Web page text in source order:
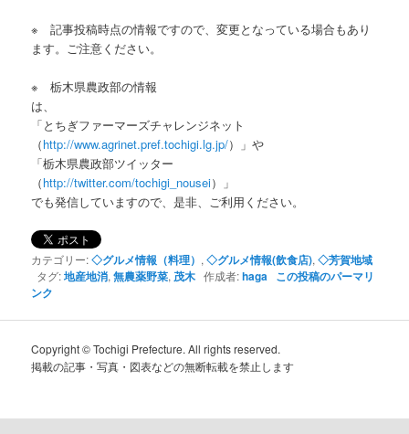
※ 記事投稿時点の情報ですので、変更となっている場合もあり
ます。ご注意ください。
※ 栃木県農政部の情報
は
「とちぎファーマーズチャレンジネット
（http://www.agrinet.pref.tochigi.lg.jp/）」や
「栃木県農政部ツイッター
（http://twitter.com/tochigi_nousei）
でも発信していますので、是非、ご利用ください。
カテゴリー:◇グルメ情報（料理） ,◇グルメ情報(飲食店),◇芳賀地域
タグ:地産地消,無農薬野菜, 茂木 作成者:haga この投稿のパーマリ
ンク
Copyright © Tochigi Prefecture. All rights reserved.
掲載の記事・写真・図表などの無断転載を禁止します